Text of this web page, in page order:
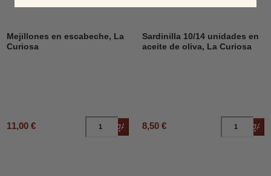
Mejillones en escabeche, La
Curiosa
11,00 € Añadir al carrito
Sardinilla 10/14 unidades en
aceite de oliva, La Curiosa
8,50 €